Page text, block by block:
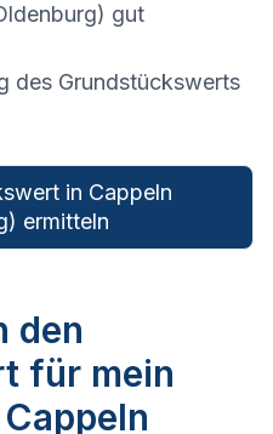
gut
des Grundstückswerts
in Cappeln
ermitteln
den
für mein